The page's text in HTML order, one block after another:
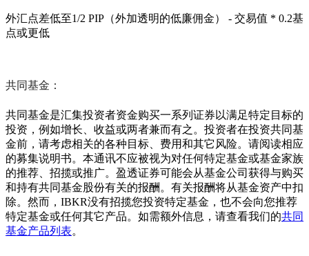
外汇点差低至1/2 PIP（外加透明的低廉佣金） - 交易值 * 0.2基
点或更低
共同基金：
共同基金是汇集投资者资金购买一系列证券以满足特定目标的
投资，例如增长、收益或两者兼而有之。投资者在投资共同基
金前，请考虑相关的各种目标、费用和其它风险。请阅读相应
的募集说明书。本通讯不应被视为对任何特定基金或基金家族
的推荐、招揽或推广。盈透证券可能会从基金公司获得与购买
和持有共同基金股份有关的报酬。有关报酬将从基金资产中扣
除。然而，IBKR没有招揽您投资特定基金，也不会向您推荐
特定基金或任何其它产品。如需额外信息，请查看我们的共同
基金产品列表。